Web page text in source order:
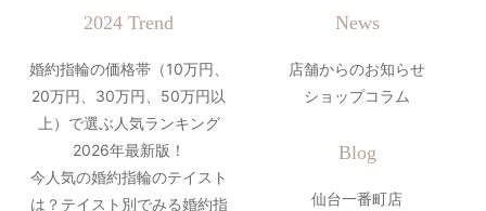
2024 Trend
婚約指輪の価格帯（10万円、
20万円、30万円、50万円以
上）で選ぶ人気ランキング
2026年最新版！
今人気の婚約指輪のテイスト
は？テイスト別でみる婚約指
News
店舗からのお知らせ
ショップコラム
Blog
仙台一番町店